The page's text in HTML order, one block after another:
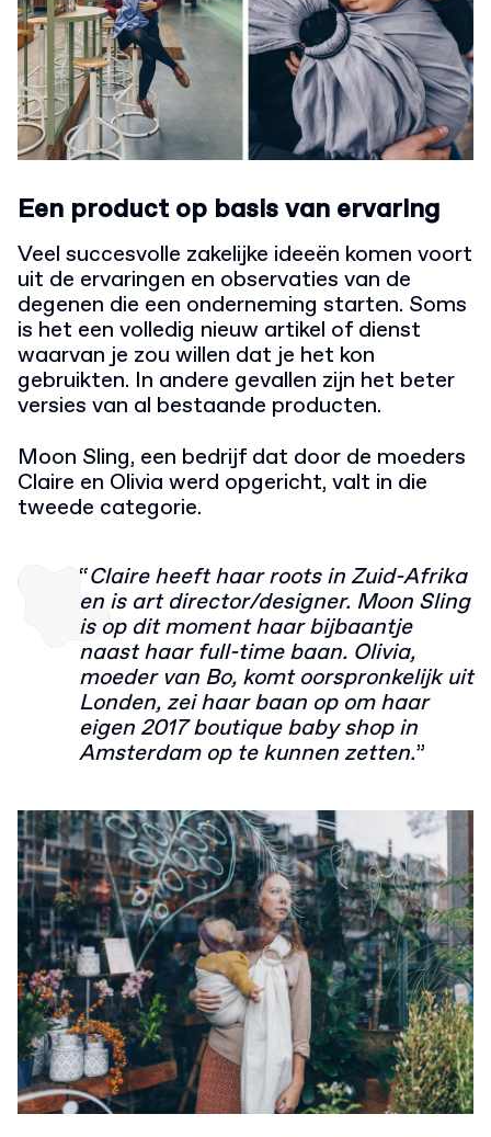
Een product op basis van ervaring
Veel succesvolle zakelijke ideeën komen voort
uit de ervaringen en observaties van de
degenen die een onderneming starten. Soms
is het een volledig nieuw artikel of dienst
waarvan je zou willen dat je het kon
gebruikten. In andere gevallen zijn het beter
versies van al bestaande producten.
Moon Sling, een bedrijf dat door de moeders
Claire en Olivia werd opgericht, valt in die
tweede categorie.
“Claire heeft haar roots in Zuid-Afrika
en is art director/designer. Moon Sling
is op dit moment haar bijbaantje
naast haar full-time baan. Olivia,
moeder van Bo, komt oorspronkelijk uit
Londen, zei haar baan op om haar
eigen 2017 boutique baby shop in
Amsterdam op te kunnen zetten.”